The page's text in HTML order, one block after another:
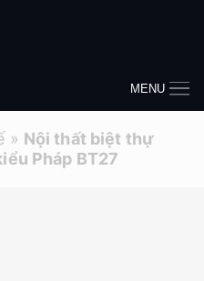
MENU
» Nội thất biệt thự
Pháp BT27